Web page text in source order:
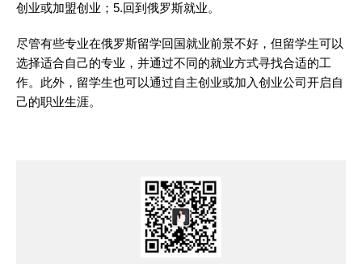
创业或加盟创业；5.回到俄罗斯就业。
尽管有些专业在俄罗斯留学回国就业前景不好，但留学生可以
选择适合自己的专业，并通过不同的就业方式寻找合适的工
作。此外，留学生也可以通过自主创业或加入创业公司开启自
己的职业生涯。